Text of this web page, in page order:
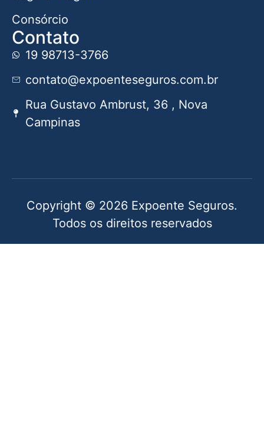
Consórcio
Contato
19 98713-3766
contato@expoenteseguros.com.br
Rua Gustavo Ambrust, 36 , Nova
Campinas
Copyright © 2026 Expoente Seguros.
Todos os direitos reservados